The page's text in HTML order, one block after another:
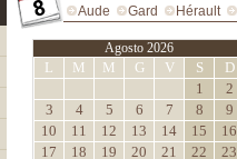
Aude Gard Hérault
Agosto 2026
L M M G V S
D
1
2
3
4 5 6 7 8
9
10
11 12 13 14 15
16
17
18 19 20 21 22
23